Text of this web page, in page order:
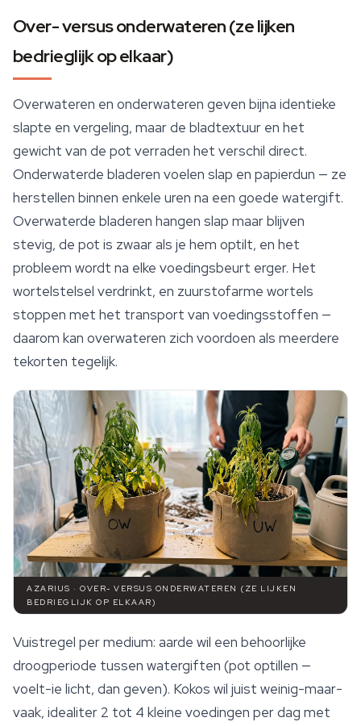
Over- versus onderwateren (ze lijken
bedrieglijk op elkaar)
Overwateren en onderwateren geven bijna identieke
slapte en vergeling, maar de bladtextuur en het
gewicht van de pot verraden het verschil direct.
Onderwaterde bladeren voelen slap en papierdun — ze
herstellen binnen enkele uren na een goede watergift.
Overwaterde bladeren hangen slap maar blijven
stevig, de pot is zwaar als je hem optilt, en het
probleem wordt na elke voedingsbeurt erger. Het
wortelstelsel verdrinkt, en zuurstofarme wortels
stoppen met het transport van voedingsstoffen —
daarom kan overwateren zich voordoen als meerdere
tekorten tegelijk.
AZARIUS · OVER- VERSUS ONDERWATEREN (ZE LIJKEN
BEDRIEGLIJK OP ELKAAR)
Vuistregel per medium: aarde wil een behoorlijke
droogperiode tussen watergiften (pot optillen —
voelt-ie licht, dan geven). Kokos wil juist weinig-maar-
vaak, idealiter 2 tot 4 kleine voedingen per dag met